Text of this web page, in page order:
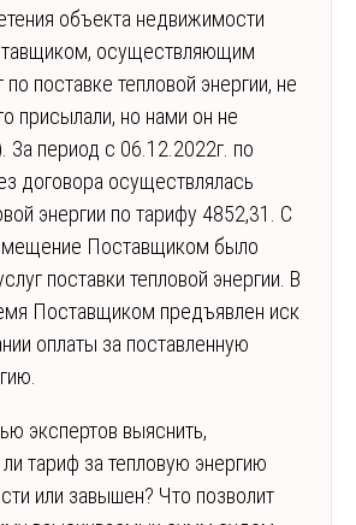
объекта недвижимости
осуществляющим
по поставке тепловой энергии, не
присылали, но нами он не
За период с 06.12.2022г. по
договора осуществлялась
энергии по тарифу 4852,31. С
Поставщиком было
поставки тепловой энергии. В
Поставщиком предъявлен иск
оплаты за поставленную
экспертов выяснить,
ли тариф за тепловую энергию
или завышен? Что позволит